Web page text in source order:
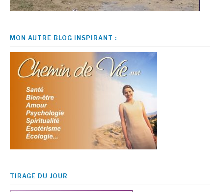
MON AUTRE BLOG INSPIRANT :
TIRAGE DU JOUR